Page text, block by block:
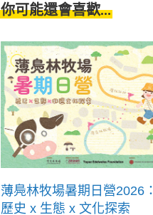
你可能還會喜歡...
薄鳧林牧場暑期日營2026：
歷史 x 生態 x 文化探索